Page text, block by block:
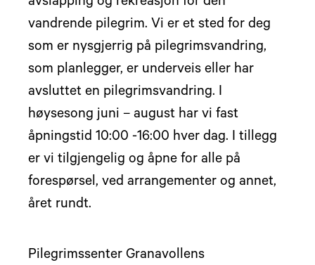
vandrende pilegrim. Vi er et sted for deg
som er nysgjerrig på pilegrimsvandring,
som planlegger, er underveis eller har
avsluttet en pilegrimsvandring. I
høysesong juni – august har vi fast
åpningstid 10:00 -16:00 hver dag. I tillegg
er vi tilgjengelig og åpne for alle på
forespørsel, ved arrangementer og annet,
året rundt.
Pilegrimssenter Granavollens